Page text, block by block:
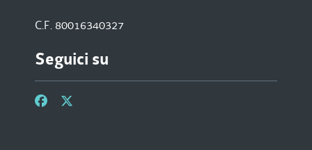
C.F. 80016340327
Seguici su